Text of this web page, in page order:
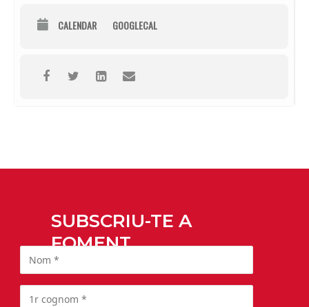
CALENDAR GOOGLECAL
SUBSCRIU-TE A
FOMENT